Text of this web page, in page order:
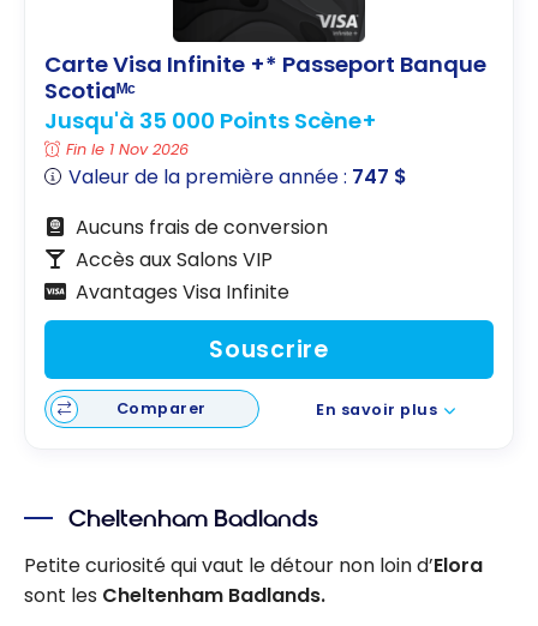
Carte Visa Infinite +* Passeport Banque
Scotiaᴹᶜ
Jusqu'à 35 000 Points Scène+
Fin le 1 Nov 2026
Valeur de la première année : 747 $
Aucuns frais de conversion
Accès aux Salons VIP
Avantages Visa Infinite
Souscrire
Comparer En savoir plus
Cheltenham Badlands
Petite curiosité qui vaut le détour non loin d’Elora
sont les Cheltenham Badlands.